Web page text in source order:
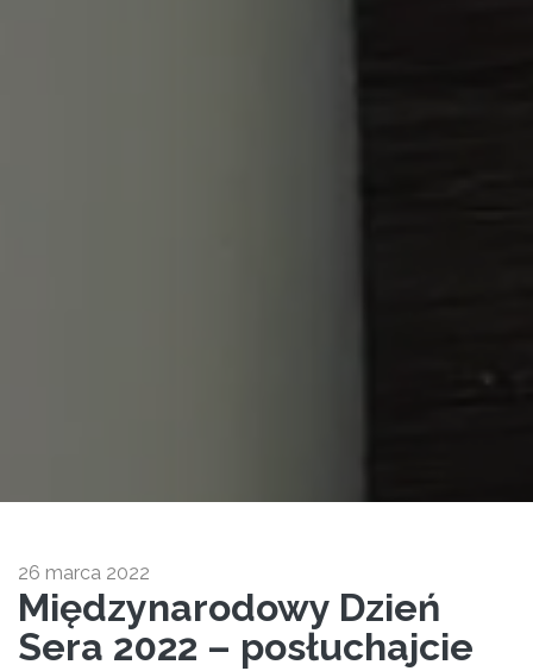
26 marca 2022
Międzynarodowy Dzień
Sera 2022 – posłuchajcie